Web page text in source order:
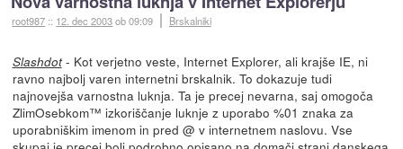
root987 :: 12. dec 2003ob 09:09 Brskalniki
Slashdot- Kot verjetno veste, Internet Explorer, ali krajše IE, ni
ravno najbolj varen internetni brskalnik. To dokazuje tudi
najnovejša varnostna luknja. Ta je precej nevarna, saj omogoča
ZlimOsebkom™ izkoriščanje luknje z uporabo %01 znaka za
uporabniškim imenom in pred @ v internetnem naslovu. Vse